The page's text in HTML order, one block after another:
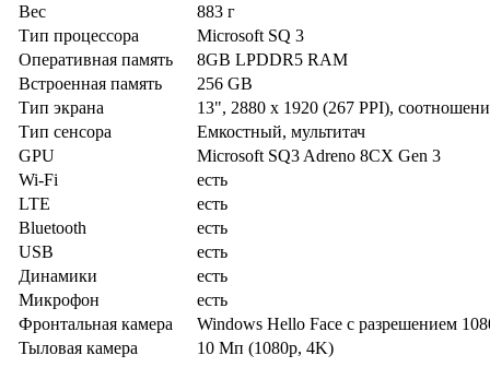
Вес
883 г
Тип процессора
Microsoft SQ 3
Оперативная память
8GB LPDDR5 RAM
Встроенная память
256 GB
Тип экрана
13", 2880 x 1920 (267 PPI),
Тип сенсора
Емкостный, мультитач
GPU
Microsoft SQ3 Adreno 8CX Gen 3
Wi-Fi
есть
LTE
есть
Bluetooth
есть
USB
есть
Динамики
есть
Микрофон
есть
Фронтальная камера
Windows Hello Face с разрешением
Тыловая камера
10 Мп (1080p, 4K)